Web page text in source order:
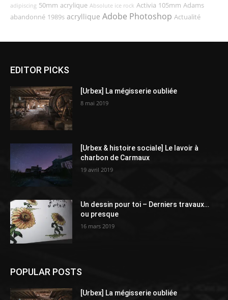
adipiscing 50mm acrylique Absolute ice rock Activia 105mm Adams
abandonné 1989s acryllique Adobe Photoshop Actualité
EDITOR PICKS
[Urbex] La mégisserie oubliée
8 mai 2019
[Urbex & histoire sociale] Le lavoir à
charbon de Carmaux
19 avril 2019
Un dessin pour toi – Derniers travaux…
ou presque
16 mars 2019
POPULAR POSTS
[Urbex] La mégisserie oubliée